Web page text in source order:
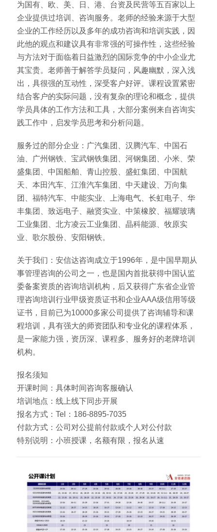
为国有、欧、美、日、港、台资及民营等五百家以上
企业提供过培训、咨询服务。老师的经验来源于大型
企业的工作经历以及多年的成功咨询和培训实践，因
此他的观点和建议具有非常强的可操作性，这些经验
与方法对于面临着日益激烈的国际竞争的中小企业尤
其宝贵。老师善于解答学员疑问，风趣幽默，深入浅
出，具很强的互动性，深受客户好评。课程设置紧密
结合客户的实际问题，没有复杂的理论和概念，提供
学员具体的工作方法和工具，大部分案例来自咨询实
践工作中，启发学员思考和分析问题。
服务过的部分企业：广汽集团、汉腾汽车、中国石
油、广州钢铁、宝武钢铁集团、河钢集团、小米、荣
盛集团、中国船舶、青山控股、盛虹集团、中国航
天、本田汽车、江淮汽车集团、中天建设、万向集
团、福特汽车、中能实业、上海电气、长虹电子、华
丰集团、致远电子、融贤实业、中策橡胶、福耀玻璃
工业集团、北方凌云工业集团、晶科能源、牧原实
业、歌尔股份、安阳钢铁。
关于我们：安信达咨询成立于1996年，是中国早期从
事管理咨询的公司之一，也是国内首批获得中国认监
委备案资质的咨询培训机构，后又获得广东省企业管
理咨询培训行业甲级资质证书和企业AAA级信用等级
证书，目前已为10000多家公司提供了咨询辅导和课
程培训，具有强大的师资团队和专业化的课程体系，
是一家能力强，资历深、课程多、服务好的老牌培训
机构。
报名须知
开课时间：具体时间咨询客服确认
培训地点：线上线下同步开展
报名方式：Tel：186-8895-7035
付款方式：公司对公提前付款或个人对公付款
特别说明：小班授课，名额有限，报名从速